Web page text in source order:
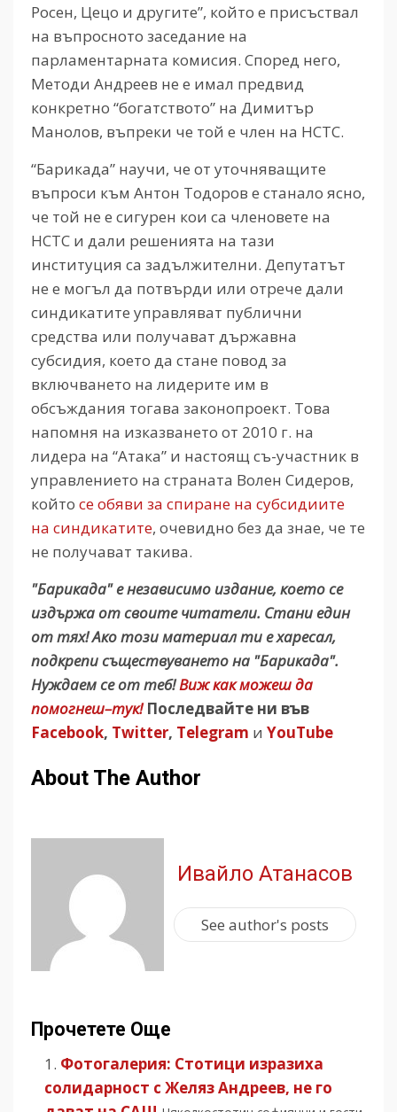
Росен, Цецо и другите”, който е присъствал
на въпросното заседание на
парламентарната комисия. Според него,
Методи Андреев не е имал предвид
конкретно “богатството” на Димитър
Манолов, въпреки че той е член на НСТС.
“Барикада” научи, че от уточняващите
въпроси към Антон Тодоров е станало ясно,
че той не е сигурен кои са членовете на
НСТС и дали решенията на тази
институция са задължителни. Депутатът
не е могъл да потвърди или отрече дали
синдикатите управляват публични
средства или получават държавна
субсидия, което да стане повод за
включването на лидерите им в
обсъждания тогава законопроект. Това
напомня на изказването от 2010 г. на
лидера на “Атака” и настоящ съ-участник в
управлението на страната Волен Сидеров,
който се обяви за спиране на субсидиите
на синдикатите, очевидно без да знае, че те
не получават такива.
"Барикада" е независимо издание, което се
издържа от своите читатели. Стани един
от тях! Ако този материал ти е харесал,
подкрепи съществуването на "Барикада".
Нуждаем се от теб!Виж как можеш да
помогнеш–тук! Последвайте ни във
Facebook, Twitter, Telegram и YouTube
About The Author
Ивайло Атанасов
See author's posts
Прочетете Още
Фотогалерия: Стотици изразиха
солидарност с Желяз Андреев, не го